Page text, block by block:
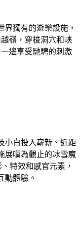
界獨有的遊樂設施，
嶺，穿梭洞穴和峽
邊享受馳騁的刺激
小白投入嶄新、近距
展嘆為觀止的冰雪魔
特效和感官元素，
動體驗。